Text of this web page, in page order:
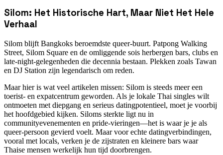
Silom: Het Historische Hart, Maar Niet Het Hele
Verhaal
Silom blijft Bangkoks beroemdste queer-buurt. Patpong Walking
Street, Silom Square en de omliggende sois herbergen bars, clubs en
late-night-gelegenheden die decennia bestaan. Plekken zoals Tawan
en DJ Station zijn legendarisch om reden.
Maar hier is wat veel artikelen missen: Silom is steeds meer een
toerist- en expatcentrum geworden. Als je lokale Thai singles wilt
ontmoeten met diepgang en serieus datingpotentieel, moet je voorbij
het hoofdgebied kijken. Siloms sterkte ligt nu in
communityevenementen en pride-vieringen—het is waar je je als
queer-persoon gevierd voelt. Maar voor echte datingverbindingen,
vooral met locals, verken je de zijstraten en kleinere bars waar
Thaise mensen werkelijk hun tijd doorbrengen.